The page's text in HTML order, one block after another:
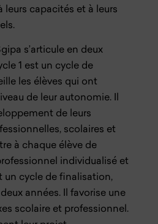
leurs capacités et à leurs
s’articule en deux
1 est un cycle de
les élèves qui ont
de leur autonomie. Il
de leurs
scolaires et
à chaque élève de
individualisé et
un cycle de finalisation,
années. Il favorise une
scolaire et professionnel.